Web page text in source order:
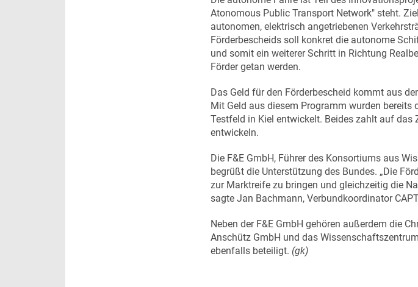
Atonomous Public Transport Network" steht.
autonomen, elektrisch angetriebenen
Förderbescheids soll konkret die autonome
und somit ein weiterer Schritt in Richtung
Förder getan werden.
Das Geld für den Förderbescheid kommt aus
Mit Geld aus diesem Programm wurden
Testfeld in Kiel entwickelt. Beides zahlt auf das
entwickeln.
Die F&E GmbH, Führer des Konsortiums aus
begrüßt die Unterstützung des Bundes. „Die
zur Marktreife zu bringen und gleichzeitig die
sagte Jan Bachmann, Verbundkoordinator
Neben der F&E GmbH gehören außerdem die
Anschütz GmbH und das
ebenfalls beteiligt. (gk)